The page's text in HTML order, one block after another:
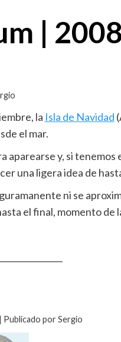
|
la Isla de Navidad
el mar.
aparearse y, si
una ligera idea de
ni se
el final, momento de
Publicado por Sergio